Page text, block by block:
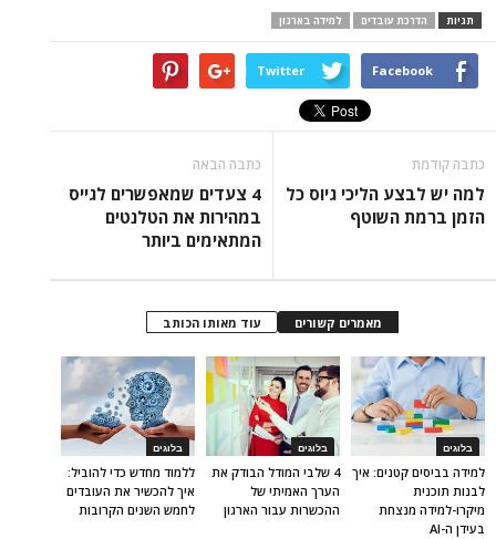
תגיות הדרכת עובדים למידה בארגון
Facebook
Twitter
כתבה קודמת
למה יש לבצע הליכי גיוס כל
הזמן ברמת השוטף
כתבה הבאה
4 צעדים שמאפשרים לגייס
במהירות את הטלנטים
המתאימים ביותר
מאמרים קשורים עוד מאותו הכותב
בלוגים
ללמוד מחדש כדי להוביל:
איך להכשיר את העובדים
לחמש השנים הקרובות
בלוגים
4 שלבי המודל הבודק את
הערך האמיתי של
ההכשרות עבור הארגון
בלוגים
למידה בביסים קטנים: איך
לבנות תוכנית
מיקרו-למידה מנצחת
בעידן ה-AI